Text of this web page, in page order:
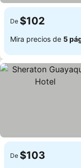
De $102
Mira precios de 5
De $103